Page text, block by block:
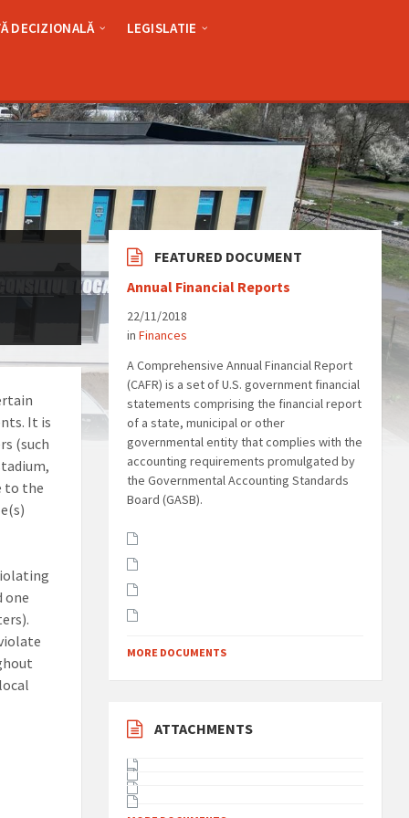
DECIZIONALĂ LEGISLATIE
It is
(such
to the
one
FEATURED DOCUMENT
Annual Financial Reports
22/11/2018
inFinances
A Comprehensive Annual Financial Report
(CAFR) is a set of U.S. government financial
statements comprising the financial report
of a state, municipal or other
governmental entity that complies with the
accounting requirements promulgated by
the Governmental Accounting Standards
Board (GASB).
MORE DOCUMENTS
ATTACHMENTS